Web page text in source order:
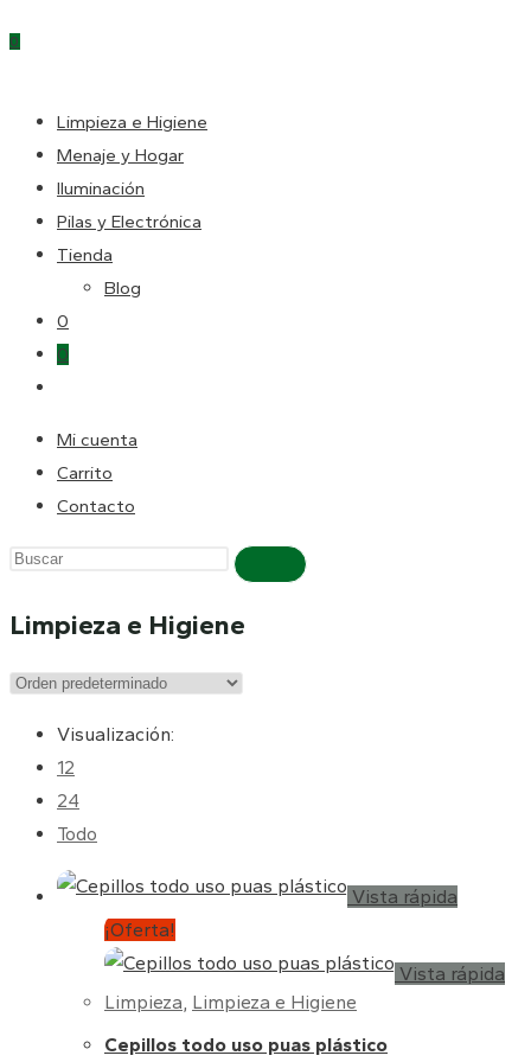
LA
WEB
0
Limpieza e Higiene
Menaje y Hogar
Iluminación
Pilas y Electrónica
Tienda
Blog
0
0
de
la
web
Mi cuenta
Carrito
Contacto
Buscar
esta
Limpieza e Higiene
Visualización:
12
24
Todo
Vista rápida
¡Oferta!
Vista rápida
Limpieza, Limpieza e Higiene
Cepillos todo uso puas plástico